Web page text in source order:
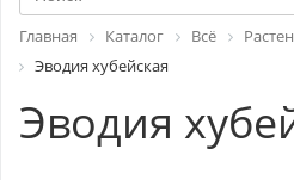
Главная Каталог Всё
Эводия хубейская
Эводия